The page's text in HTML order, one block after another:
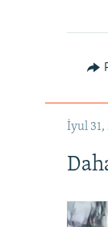
İyul 31,